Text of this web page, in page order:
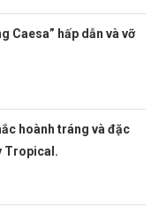
Caesa” hấp dẫn và vỡ
hoành tráng và đặc
Tropical.